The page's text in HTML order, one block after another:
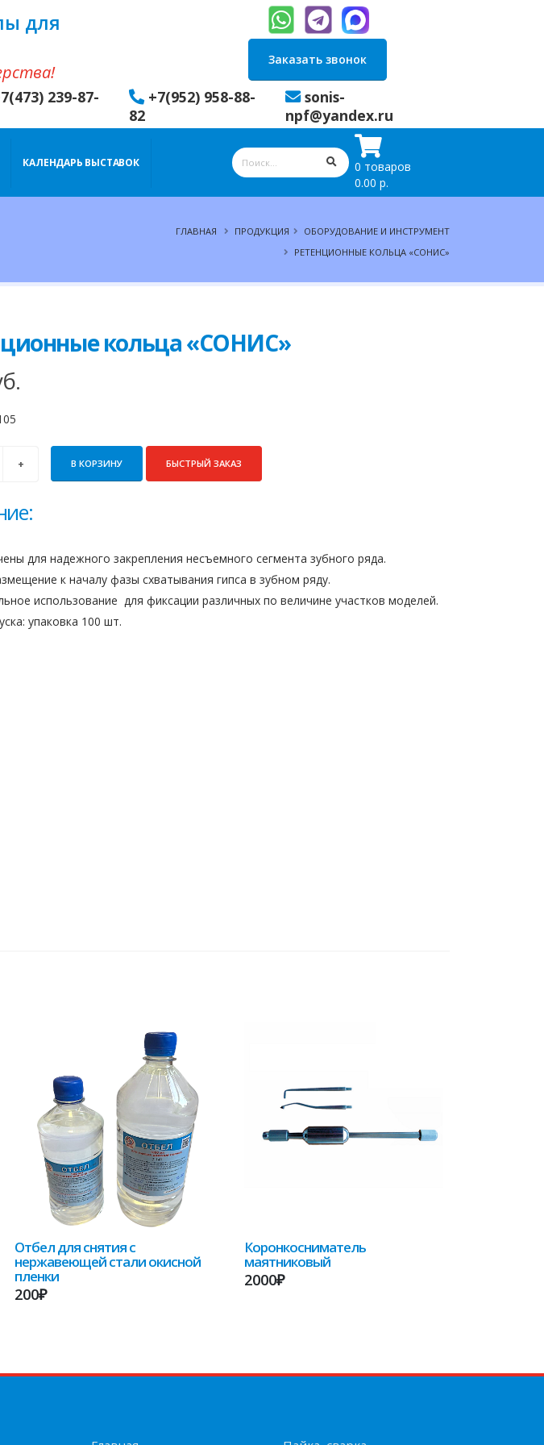
для
Заказать звонок
239-87-
+7(952) 958-88-
82
sonis-
npf@yandex.ru
КАЛЕНДАРЬ ВЫСТАВОК
0 товаров
0.00 р.
ГЛАВНАЯ ПРОДУКЦИЯ
ОБОРУДОВАНИЕ И ИНСТРУМЕНТ
РЕТЕНЦИОННЫЕ КОЛЬЦА «СОНИС»
кольца «СОНИС»
В КОРЗИНУ БЫСТРЫЙ ЗАКАЗ
для надежного закрепления несъемного сегмента зубного ряда.
к началу фазы схватывания гипса в зубном ряду.
использование для фиксации различных по величине участков моделей.
упаковка 100 шт.
Отбел для снятия с
нержавеющей стали окисной
пленки
200₽
Коронкосниматель
маятниковый
2000₽